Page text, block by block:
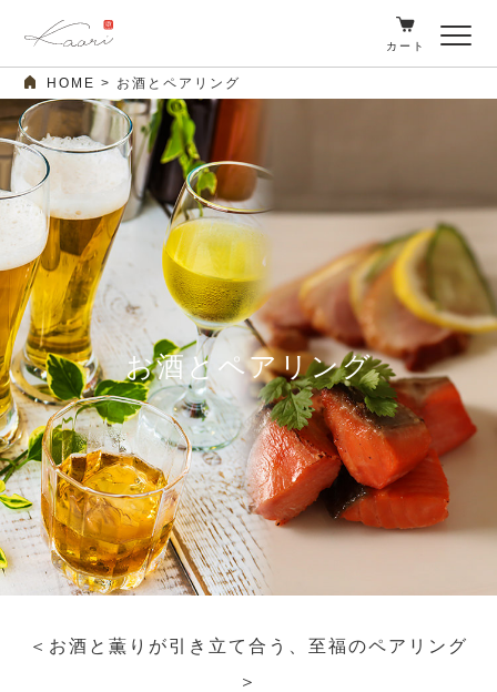
カート
HOME お酒とペアリング
お酒とペアリング
＜お酒と薫りが引き立て合う、至福のペアリング
＞